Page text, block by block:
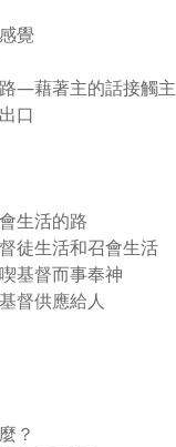
覺
—藉著主的話接觸主
口
生活的路
徒生活和召會生活
基督而事奉神
督供應給人
？